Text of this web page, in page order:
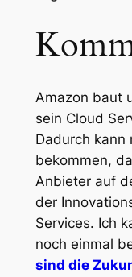
Amazon baut
sein Cloud
Dadurch kann
bekommen,
Anbieter auf
der
Services. Ich
noch einmal
sind die